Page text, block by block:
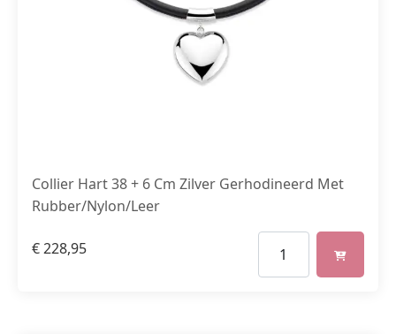
Collier Hart 38 + 6 Cm Zilver Gerhodineerd Met
Rubber/Nylon/Leer
€228,95